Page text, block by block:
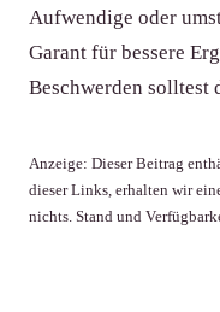
Aufwendige oder
Garant für bessere
Beschwerden solltest
Anzeige: Dieser Beitrag
dieser Links, erhalten wir
nichts. Stand und